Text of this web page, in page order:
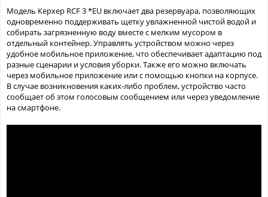
Модель Керхер RCF 3 *EU включает два резервуара, позволяющих
одновременно поддерживать щетку увлажненной чистой водой и
собирать загрязненную воду вместе с мелким мусором в
отдельный контейнер. Управлять устройством можно через
удобное мобильное приложение, что обеспечивает адаптацию под
разные сценарии и условия уборки. Также его можно включать
через мобильное приложение или с помощью кнопки на корпусе.
В случае возникновения каких-либо проблем, устройство часто
сообщает об этом голосовым сообщением или через уведомление
на смартфоне.